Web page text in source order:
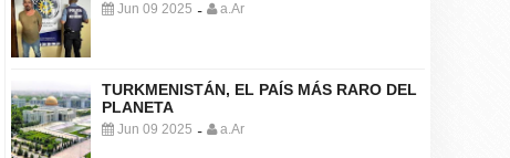
Jun 09 2025 - a.Ar
TURKMENISTÁN, EL PAÍS MÁS RARO DEL
PLANETA
Jun 09 2025 - a.Ar